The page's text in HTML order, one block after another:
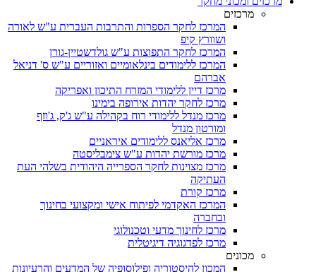
מרכזים
המרכז לחקר הספרות והתרבות העברית ע"ש לאורה
ושוורץ קיפ
המרכז לחקר התפוצות ע"ש גולדשטיין-גורן
המרכז ללימודים בינלאומיים ואזוריים ע"ש ס' דניאל
אברהם
מרכז דיין ללימודי המזרח התיכון ואפריקה
מרכז לחקר יהדות אירופה בימינו
מרכז מנדל ללימודי רוח בקהילה ע"ש ג'ק, ג'וזף
ומורטון מנדל
מרכז אליאנס ללימודים איראניים
מרכז מורשת יהדות ע"ש צימבליסטה
מרכז מצוינות לחקר הספרייה היהודית בשלהי העת
העתיקה
מרכז קורת
המרכז האקדמי לפיתוח אישי ומקצועי בחינוך
ובחברה
מרכז לחינוך מדעי וטכנולוגי
מרכז לפדגוגיה דיגיטלית
מכונים
המכון להיסטוריה ופילוסופיה של המדעים והרעיונות